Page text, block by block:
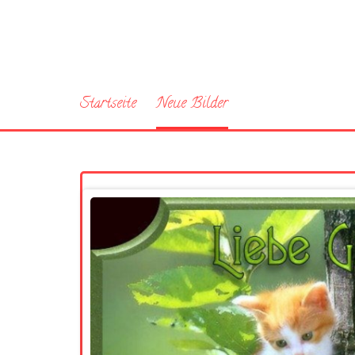
Startseite Neue Bilder